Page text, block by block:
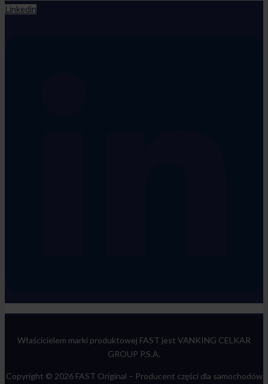
Linkedin
Właścicielem marki produktowej FAST jest VANKING CELKAR
GROUP P.S.A.
Copyright © 2026 FAST Original – Producent części dla samochodów